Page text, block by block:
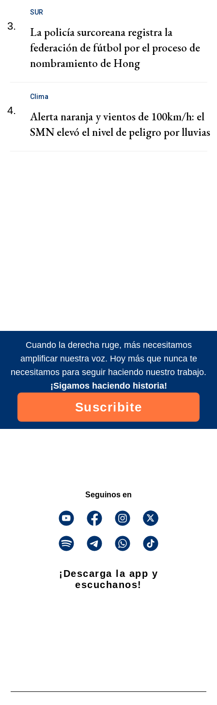
3.
SUR
La policía surcoreana registra la
federación de fútbol por el proceso de
nombramiento de Hong
4.
Clima
Alerta naranja y vientos de 100km/h: el
SMN elevó el nivel de peligro por lluvias
Cuando la derecha ruge, más necesitamos
amplificar nuestra voz. Hoy más que nunca te
necesitamos para seguir haciendo nuestro trabajo.
¡Sigamos haciendo historia!
Suscribite
Seguinos en
¡Descarga la app y
escuchanos!